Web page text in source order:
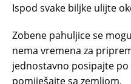
Ispod svake biljke ulijte
Zobene pahuljice se
nema vremena za
jednostavno posipajte
pomiješajte sa zemljom.